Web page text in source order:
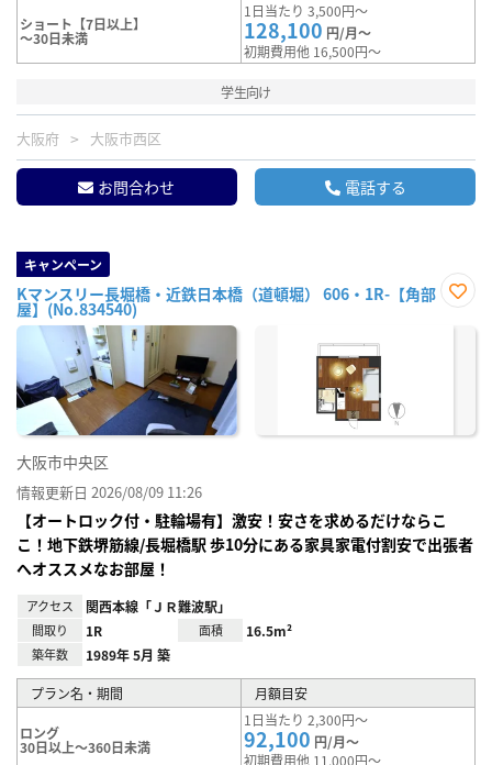
ショート【7日以上】
～30日未満
1日当たり 3,500円～
128,100 円/月～
初期費用他 16,500円～
学生向け
大阪府 大阪市西区
お問合わせ 電話する
キャンペーン
Kマンスリー長堀橋・近鉄日本橋（道頓堀） 606・1R-【角部
屋】(No.834540)
に入
大阪市中央区
情報更新日 2026/08/09 11:26
【オートロック付・駐輪場有】激安！安さを求めるだけならこ
こ！地下鉄堺筋線/長堀橋駅 歩10分にある家具家電付割安で出張者
へオススメなお部屋！
アクセス 関西本線「ＪＲ難波駅」
間取り 1R 面積 16.5m²
築年数 1989年 5月 築
プラン名・期間 月額目安
ロング
30日以上～360日未満
1日当たり 2,300円～
92,100 円/月～
初期費用他 11,000円～